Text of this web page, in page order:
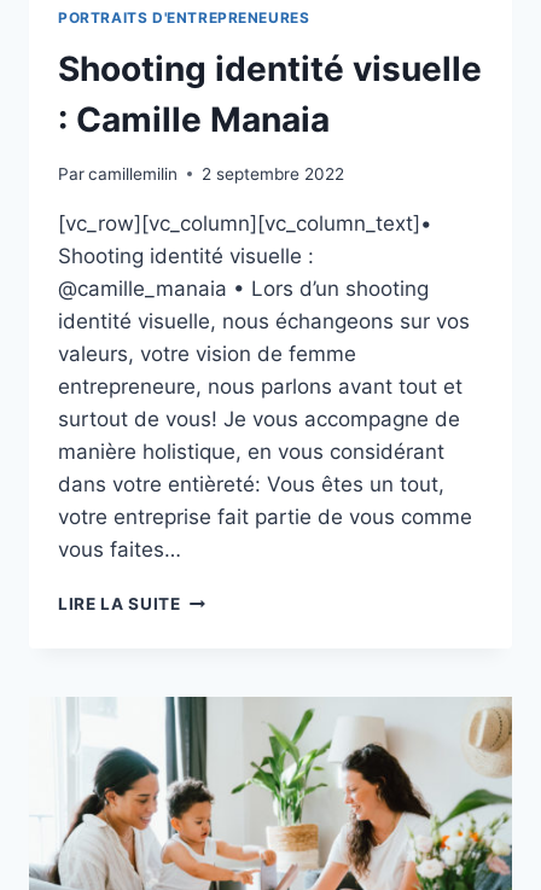
PORTRAITS D'ENTREPRENEURES
Shooting identité visuelle
: Camille Manaia
Parcamillemilin 2 septembre 2022
[vc_row][vc_column][vc_column_text]•
Shooting identité visuelle :
@camille_manaia • Lors d’un shooting
identité visuelle, nous échangeons sur vos
valeurs, votre vision de femme
entrepreneure, nous parlons avant tout et
surtout de vous! Je vous accompagne de
manière holistique, en vous considérant
dans votre entièreté: Vous êtes un tout,
votre entreprise fait partie de vous comme
vous faites…
LIRE LA SUITESHOOTING
CAMILLE
MANAIA